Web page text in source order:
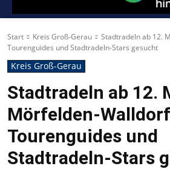
Start Kreis Groß-Gerau
Stadtradeln ab 12.
Tourenguides und Stadtradeln-Stars gesucht
Kreis Groß-Gerau
Stadtradeln ab 12.
Mörfelden-
Tourenguides und
Stadtradeln-Stars